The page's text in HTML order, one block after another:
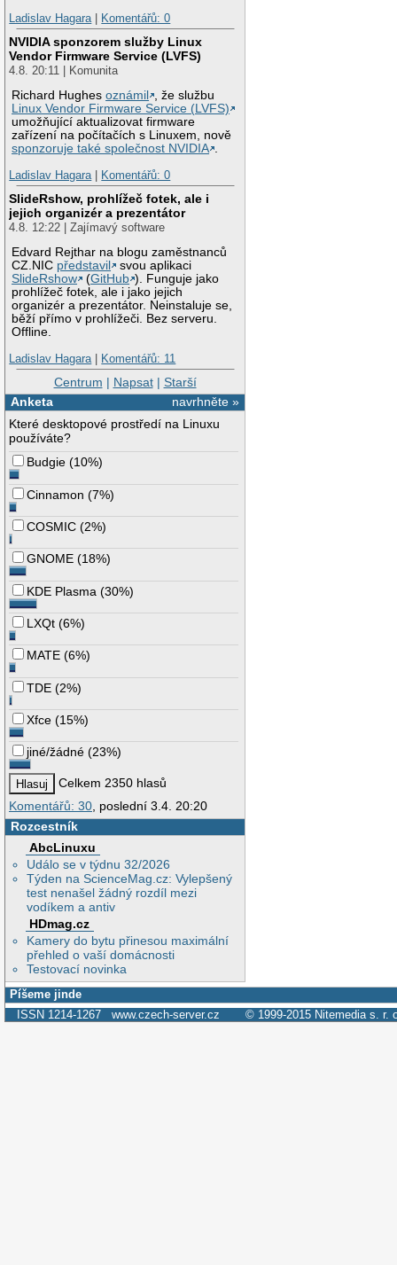
Ladislav Hagara| Komentářů: 0
NVIDIA sponzorem služby Linux
Vendor Firmware Service (LVFS)
4.8. 20:11 | Komunita
Richard Hughesoznámil
, že službu
Linux Vendor Firmware Service (LVFS)
umožňující aktualizovat firmware
zařízení na počítačích s Linuxem, nově
sponzoruje také společnost NVIDIA .
Ladislav Hagara| Komentářů: 0
SlideRshow, prohlížeč fotek, ale i
jejich organizér a prezentátor
4.8. 12:22 | Zajímavý software
Edvard Rejthar na blogu zaměstnanců
CZ.NIC představil
svou aplikaci
SlideRshow
(GitHub ). Funguje jako
prohlížeč fotek, ale i jako jejich
organizér a prezentátor. Neinstaluje se,
běží přímo v prohlížeči. Bez serveru.
Offline.
Ladislav Hagara| Komentářů: 11
Centrum | Napsat| Starší
navrhněte »
Anketa
Které desktopové prostředí na Linuxu
používáte?
Budgie (10%)
Cinnamon (7%)
COSMIC (2%)
GNOME (18%)
KDE Plasma (30%)
LXQt (6%)
MATE (6%)
TDE (2%)
Xfce (15%)
jiné/žádné (23%)
Celkem 2350 hlasů
Komentářů: 30 , poslední 3.4. 20:20
Rozcestník
AbcLinuxu
Událo se v týdnu 32/2026
Týden na ScienceMag.cz: Vylepšený
test nenašel žádný rozdíl mezi
vodíkem a antiv
HDmag.cz
Kamery do bytu přinesou maximální
přehled o vaší domácnosti
Testovací novinka
Píšeme jinde
ISSN 1214-1267 www.czech-server.cz © 1999-2015 Nitemedia s. r.